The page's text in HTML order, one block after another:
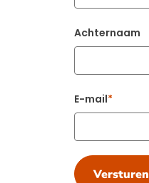
Achternaam
E-mail
Versturen